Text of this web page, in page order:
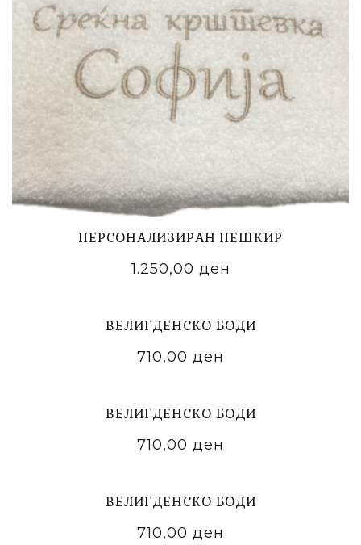
ПЕРСОНАЛИЗИРАН ПЕШКИР
1.250,00 ден
ВЕЛИГДЕНСКО БОДИ
710,00 ден
ВЕЛИГДЕНСКО БОДИ
710,00 ден
ВЕЛИГДЕНСКО БОДИ
710,00 ден